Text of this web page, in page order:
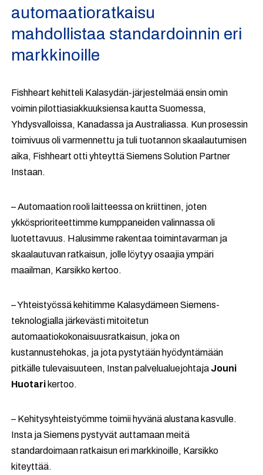
automaatioratkaisu
mahdollistaa standardoinnin eri
markkinoille
Fishheart kehitteli Kalasydän-järjestelmää ensin omin
voimin pilottiasiakkuuksiensa kautta Suomessa,
Yhdysvalloissa, Kanadassa ja Australiassa. Kun prosessin
toimivuus oli varmennettu ja tuli tuotannon skaalautumisen
aika, Fishheart otti yhteyttä Siemens Solution Partner
Instaan.
– Automaation rooli laitteessa on kriittinen, joten
ykkösprioriteettimme kumppaneiden valinnassa oli
luotettavuus. Halusimme rakentaa toimintavarman ja
skaalautuvan ratkaisun, jolle löytyy osaajia ympäri
maailman, Karsikko kertoo.
– Yhteistyössä kehitimme Kalasydämeen Siemens-
teknologialla järkevästi mitoitetun
automaatiokokonaisuusratkaisun, joka on
kustannustehokas, ja jota pystytään hyödyntämään
pitkälle tulevaisuuteen, Instan palvelualuejohtaja Jouni
Huotari kertoo.
– Kehitysyhteistyömme toimii hyvänä alustana kasvulle.
Insta ja Siemens pystyvät auttamaan meitä
standardoimaan ratkaisun eri markkinoille, Karsikko
kiteyttää.